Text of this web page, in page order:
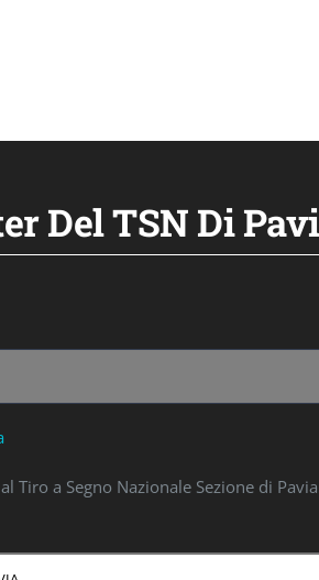
Del TSN Di
a Segno Nazionale Sezione di